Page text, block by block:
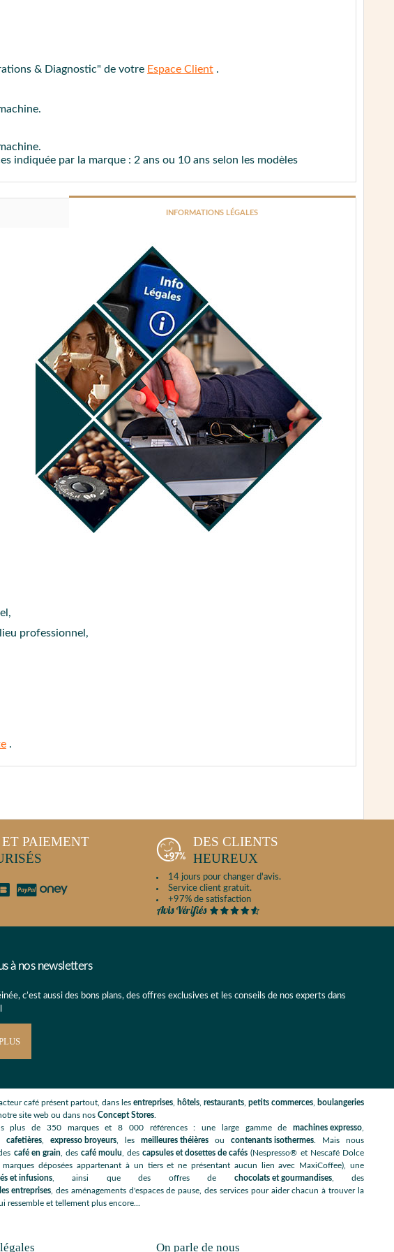
& Diagnostic" de votre Espace Client .
indiquée par la marque : 2 ans ou 10 ans selon les modèles
INFORMATIONS LÉGALES
professionnel,
.
ET PAIEMENT
DES CLIENTS
HEUREUX
14 jours pour changer d'avis.
Service client gratuit.
+97% de satisfaction
à nos newsletters
c’est aussi des bons plans, des offres exclusives et les conseils de nos experts dans
café présent partout, dans les entreprises hôtels restaurants petits commerces
boulangeries
site web ou dans nos Concept Stores.
plus de 350 marques et 8 000 références : une large gamme de machines expresso
cafetières expresso broyeurs , les meilleures théières ou contenants isothermes. Mais nous
café en grain, des café moulu , descapsules et dosettes de cafés (Nespresso® et Nescafé Dolce
déposées appartenant à un tiers et ne présentant aucun lien avec MaxiCoffee), une
et infusions , ainsi que des offres de chocolats et gourmandises, des
entreprises , des aménagements d'espaces de pause, des services pour aider chacun à trouver la
ressemble et tellement plus encore...
On parle de nous